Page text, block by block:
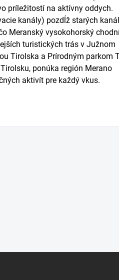
príležitostí na aktívny oddych.
kanály) pozdĺž starých
Meranský vysokohorský
turistických trás v Južnom
Tirolska a Prírodným parkom
ponúka región Merano
aktivít pre každý vkus.